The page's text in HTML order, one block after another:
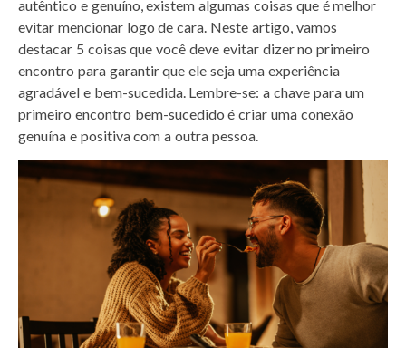
s
A
p
p
b
o
o
k
t
e
r
l
e
r
e
s
t
e
d
I
n
e
autêntico e genuíno, existem algumas coisas que é melhor
evitar mencionar logo de cara. Neste artigo, vamos
destacar 5 coisas que você deve evitar dizer no primeiro
encontro para garantir que ele seja uma experiência
agradável e bem-sucedida. Lembre-se: a chave para um
primeiro encontro bem-sucedido é criar uma conexão
genuína e positiva com a outra pessoa.